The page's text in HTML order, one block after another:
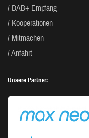
DAB+ Empfang
Kooperationen
Mitmachen
Anfahrt
Unsere Partner: